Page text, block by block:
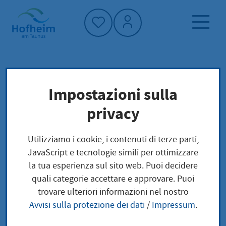
Home"
Pagina iniziale
Trova servizi
Preoccupazioni locali
Bildungs- und Teilhabeleistungen für Kinder,
von Wohngeld beantragen
Bildungs- und
Teilhabeleistungen für
Impostazioni sulla
privacy
Utilizziamo i cookie, i contenuti di terze parti,
JavaScript e tecnologie simili per ottimizzare
la tua esperienza sul sito web. Puoi decidere
quali categorie accettare e approvare. Puoi
trovare ulteriori informazioni nel nostro
Avvisi sulla protezione dei dati/ Impressum.